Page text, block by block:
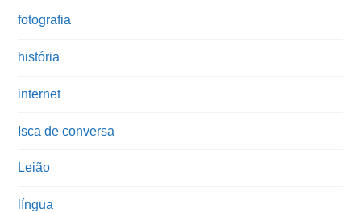
fotografia
história
internet
Isca de conversa
Leião
língua